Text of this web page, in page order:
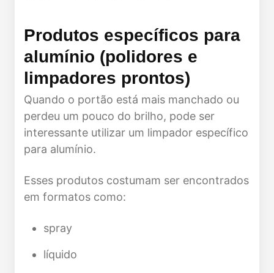
Produtos específicos para
alumínio (polidores e
limpadores prontos)
Quando o portão está mais manchado ou
perdeu um pouco do brilho, pode ser
interessante utilizar um limpador específico
para alumínio.
Esses produtos costumam ser encontrados
em formatos como:
spray
líquido